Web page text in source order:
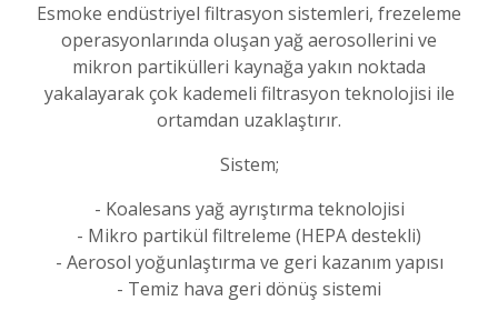
Esmoke endüstriyel filtrasyon sistemleri, frezeleme
operasyonlarında oluşan yağ aerosollerini ve
mikron partikülleri kaynağa yakın noktada
yakalayarak çok kademeli filtrasyon teknolojisi ile
ortamdan uzaklaştırır.
Sistem;
- Koalesans yağ ayrıştırma teknolojisi
- Mikro partikül filtreleme (HEPA destekli)
- Aerosol yoğunlaştırma ve geri kazanım yapısı
- Temiz hava geri dönüş sistemi